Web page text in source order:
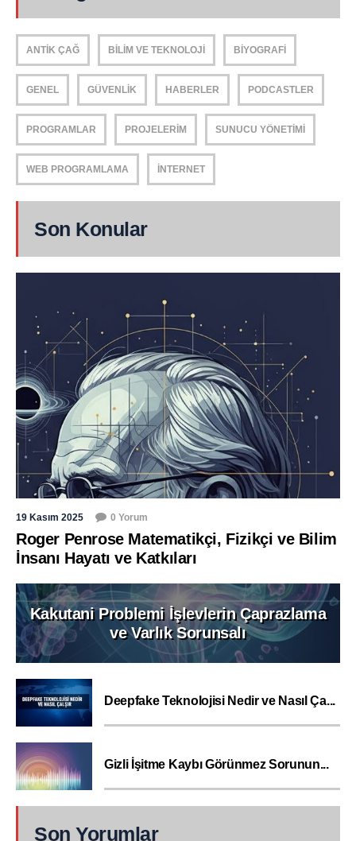
ANTIK ÇAĞ BILIM VE TEKNOLOJI BIYOGRAFI
GENEL GÜVENLIK HABERLER PODCASTLER
PROGRAMLAR PROJELERIM SUNUCU YÖNETIMI
WEB PROGRAMLAMA İNTERNET
Son Konular
19 Kasım 2025 0 Yorum
Roger Penrose Matematikçi, Fizikçi ve Bilim
İnsanı Hayatı ve Katkıları
Kakutani Problemi İşlevlerin Çaprazlama
ve Varlık Sorunsalı
Deepfake Teknolojisi Nedir ve Nasıl Ça...
Gizli İşitme Kaybı Görünmez Sorunun...
Son Yorumlar